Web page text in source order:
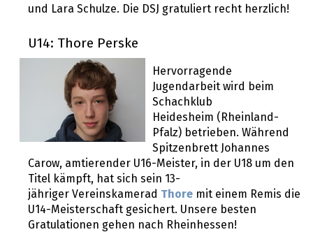
und Lara Schulze. Die DSJ gratuliert recht herzlich!
U14: Thore Perske
Hervorragende
Jugendarbeit wird beim
Schachklub
Heidesheim (Rheinland-
Pfalz) betrieben. Während
Spitzenbrett Johannes
Carow, amtierender U16-Meister, in der U18 um den
Titel kämpft, hat sich sein 13-
jähriger Vereinskamerad Thore mit einem Remis die
U14-Meisterschaft gesichert. Unsere besten
Gratulationen gehen nach Rheinhessen!